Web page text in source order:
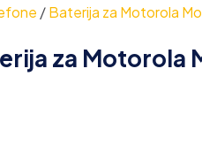
/ Baterija za Motorola
za Motorola